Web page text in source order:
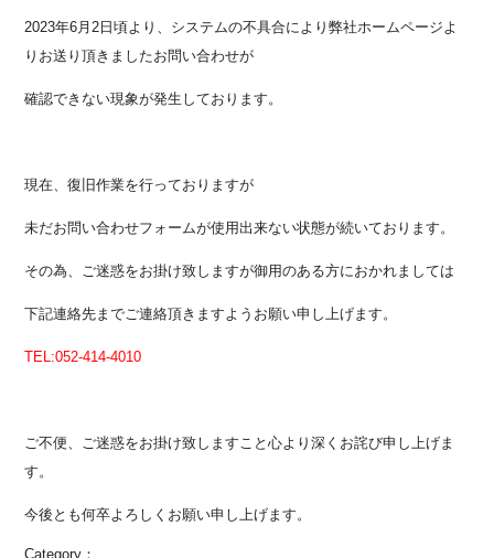
2023年6月2日頃より、システムの不具合により弊社ホームページよ
りお送り頂きましたお問い合わせが
確認できない現象が発生しております。
現在、復旧作業を行っておりますが
未だお問い合わせフォームが使用出来ない状態が続いております。
その為、ご迷惑をお掛け致しますが御用のある方におかれましては
下記連絡先までご連絡頂きますようお願い申し上げます。
TEL:052-414-4010
ご不便、ご迷惑をお掛け致しますこと心より深くお詫び申し上げま
す。
今後とも何卒よろしくお願い申し上げます。
Category：